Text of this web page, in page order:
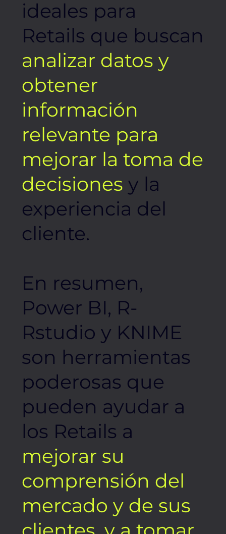
ideales para
Retails que buscan
analizar datos y
obtener
información
relevante para
mejorar la toma de
decisiones y la
experiencia del
cliente.
En resumen,
Power BI, R-
Rstudio y KNIME
son herramientas
poderosas que
pueden ayudar a
los Retails a
mejorar su
comprensión del
mercado y de sus